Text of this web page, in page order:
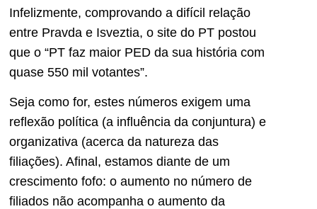
Infelizmente, comprovando a difícil relação
entre Pravda e Isveztia, o site do PT postou
que o “PT faz maior PED da sua história com
quase 550 mil votantes”.
Seja como for, estes números exigem uma
reflexão política (a influência da conjuntura) e
organizativa (acerca da natureza das
filiações). Afinal, estamos diante de um
crescimento fofo: o aumento no número de
filiados não acompanha o aumento da